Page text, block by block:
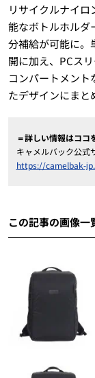
リサイクルナイ
能なボトルホルダ
分補給が可能に。
開に加え、PCス
コンパートメン
たデザインにまと
＝詳しい情報はココ
キャメルバック公式
https://camelbak-
この記事の画像一